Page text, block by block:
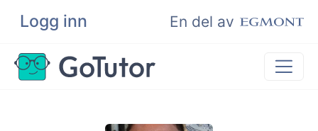
Logg inn En del av
Søk
Privatundervisning